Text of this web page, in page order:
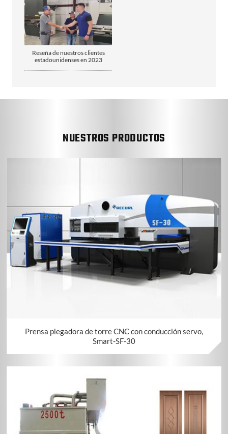
Reseña de nuestros clientes
estadounidenses en 2023
NUESTROS PRODUCTOS
Prensa plegadora de torre CNC con conducción servo,
Smart-SF-30